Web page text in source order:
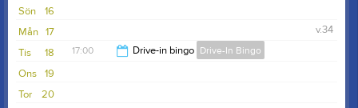
16
Sön
17
Mån
v.34
18
Tis 17:00 Drive-in bingo Drive-In Bingo
19
Ons
20
Tor